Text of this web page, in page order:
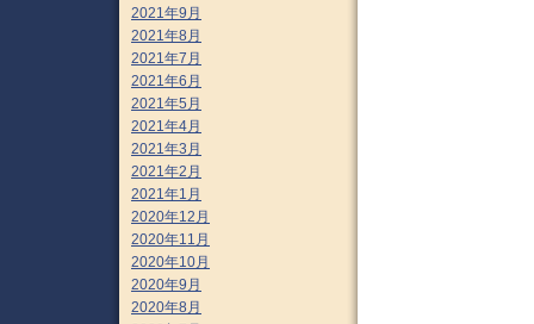
2021年9月
2021年8月
2021年7月
2021年6月
2021年5月
2021年4月
2021年3月
2021年2月
2021年1月
2020年12月
2020年11月
2020年10月
2020年9月
2020年8月